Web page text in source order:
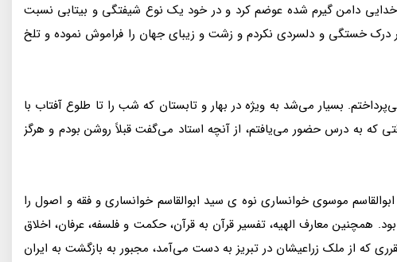
خدایی دامن گیرم شده عوضم کرد و در خود یک نوع شیفتگی و بیتابی نسبت
درک خستگی و دلسردی نکردم و زشت و زیبای جهان را فراموش نموده و تلخ
بسیار می‌شد به ویژه در بهار و تابستان که شب را تا طلوع آفتاب با
به درس حضور می‌یافتم، از آنچه استاد می‌گفت قبلاً روشن بودم و هرگز
موسوی خوانساری نوه ی سید ابوالقاسم خوانساری و فقه و اصول را
همچنین معارف الهیه، تفسیر قرآن به قرآن، حکمت و فلسفه، عرفان، اخلاق
از ملک زراعیشان در تبریز به دست می‌آمد، مجبور به بازگشت به ایران